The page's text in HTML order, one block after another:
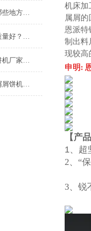
生产铝渣压块机厂家有哪些地方？推荐恩派特，高效环保更可靠
铝切屑压块机哪个牌子质量好？为您推荐恩派特的几大理由
温州生产机加工铝屑压饼机厂家推荐：为什么恩派特是更明智的选择？
如何选择适合自己的铝屑屑饼机？——从生产需求到品牌推荐的全面指南
机床加
属屑
恩派特
制出料
现较高
申明:
【产
1、超
2、“
3、锐